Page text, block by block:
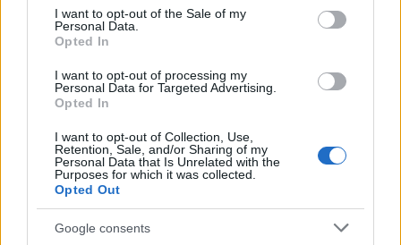
consent section.
I want to opt-out of the Sale of my
Personal Data.
Opted In
I want to opt-out of processing my
Personal Data for Targeted Advertising.
Opted In
I want to opt-out of Collection, Use,
Retention, Sale, and/or Sharing of my
Personal Data that Is Unrelated with the
Purposes for which it was collected.
Opted Out
Google consents